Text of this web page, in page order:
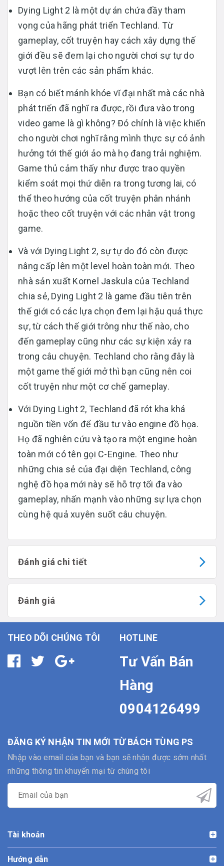
Dying Light 2 là một dự án chứa đầy tham
vọng của hãng phát triển Techland. Từ
gameplay, cốt truyện hay cách xây dựng thế
giới đều sẽ đem lại cho người chơi sự tự do
vượt lên trên các sản phẩm khác.
Bạn có biết mánh khóe vĩ đại nhất mà các nhà
phát triển đã nghĩ ra được, rồi đưa vào trong
video game là gì không? Đó chính là việc khiến
cho người chơi nghĩ rằng mình thực sự có ảnh
hưởng tới thế giới ảo mà họ đang trải nghiệm.
Game thủ cảm thấy như được trao quyền
kiểm soát mọi thứ diễn ra trong tương lai, có
thể theo hướng của cốt truyện phân nhánh
hoặc theo cốt truyện với các nhân vật trong
game.
Và với Dying Light 2, sự tự do đó còn được
nâng cấp lên một level hoàn toàn mới. Theo
nhà sản xuất Kornel Jaskula của Techland
chia sẻ, Dying Light 2 là game đầu tiên trên
thế giới có các lựa chọn đem lại hậu quả thực
sự, từ cách thế giới trông như thế nào, cho
đến gameplay cũng như các sự kiện xảy ra
trong câu chuyện. Techland cho rằng đây là
một game thế giới mở thì bạn cũng nên coi
cốt truyện như một cơ chế gameplay.
Với Dying Light 2, Techland đã rót kha khá
nguồn tiền vốn để đầu tư vào engine đồ họa.
Họ đã nghiên cứu và tạo ra một engine hoàn
toàn mới có tên gọi C-Engine. Theo như
những chia sẻ của đại diện Techland, công
nghệ đồ họa mới này sẽ hỗ trợ tối đa vào
gameplay, nhấn mạnh vào những sự lựa chọn
cùng hệ quả xuyên suốt câu chuyện.
Đánh giá chi tiết
Đánh giá
THEO DÕI CHÚNG TÔI HOTLINE
Tư Vấn Bán
Hàng
0904126499
ĐĂNG KÝ NHẬN TIN MỚI TỪ BÁCH TÙNG PS
Nhập vào email của bạn và bạn sẽ nhận được sớm nhất
những thông tin khuyến mại từ chúng tôi
Tài khoản
Hướng dẫn